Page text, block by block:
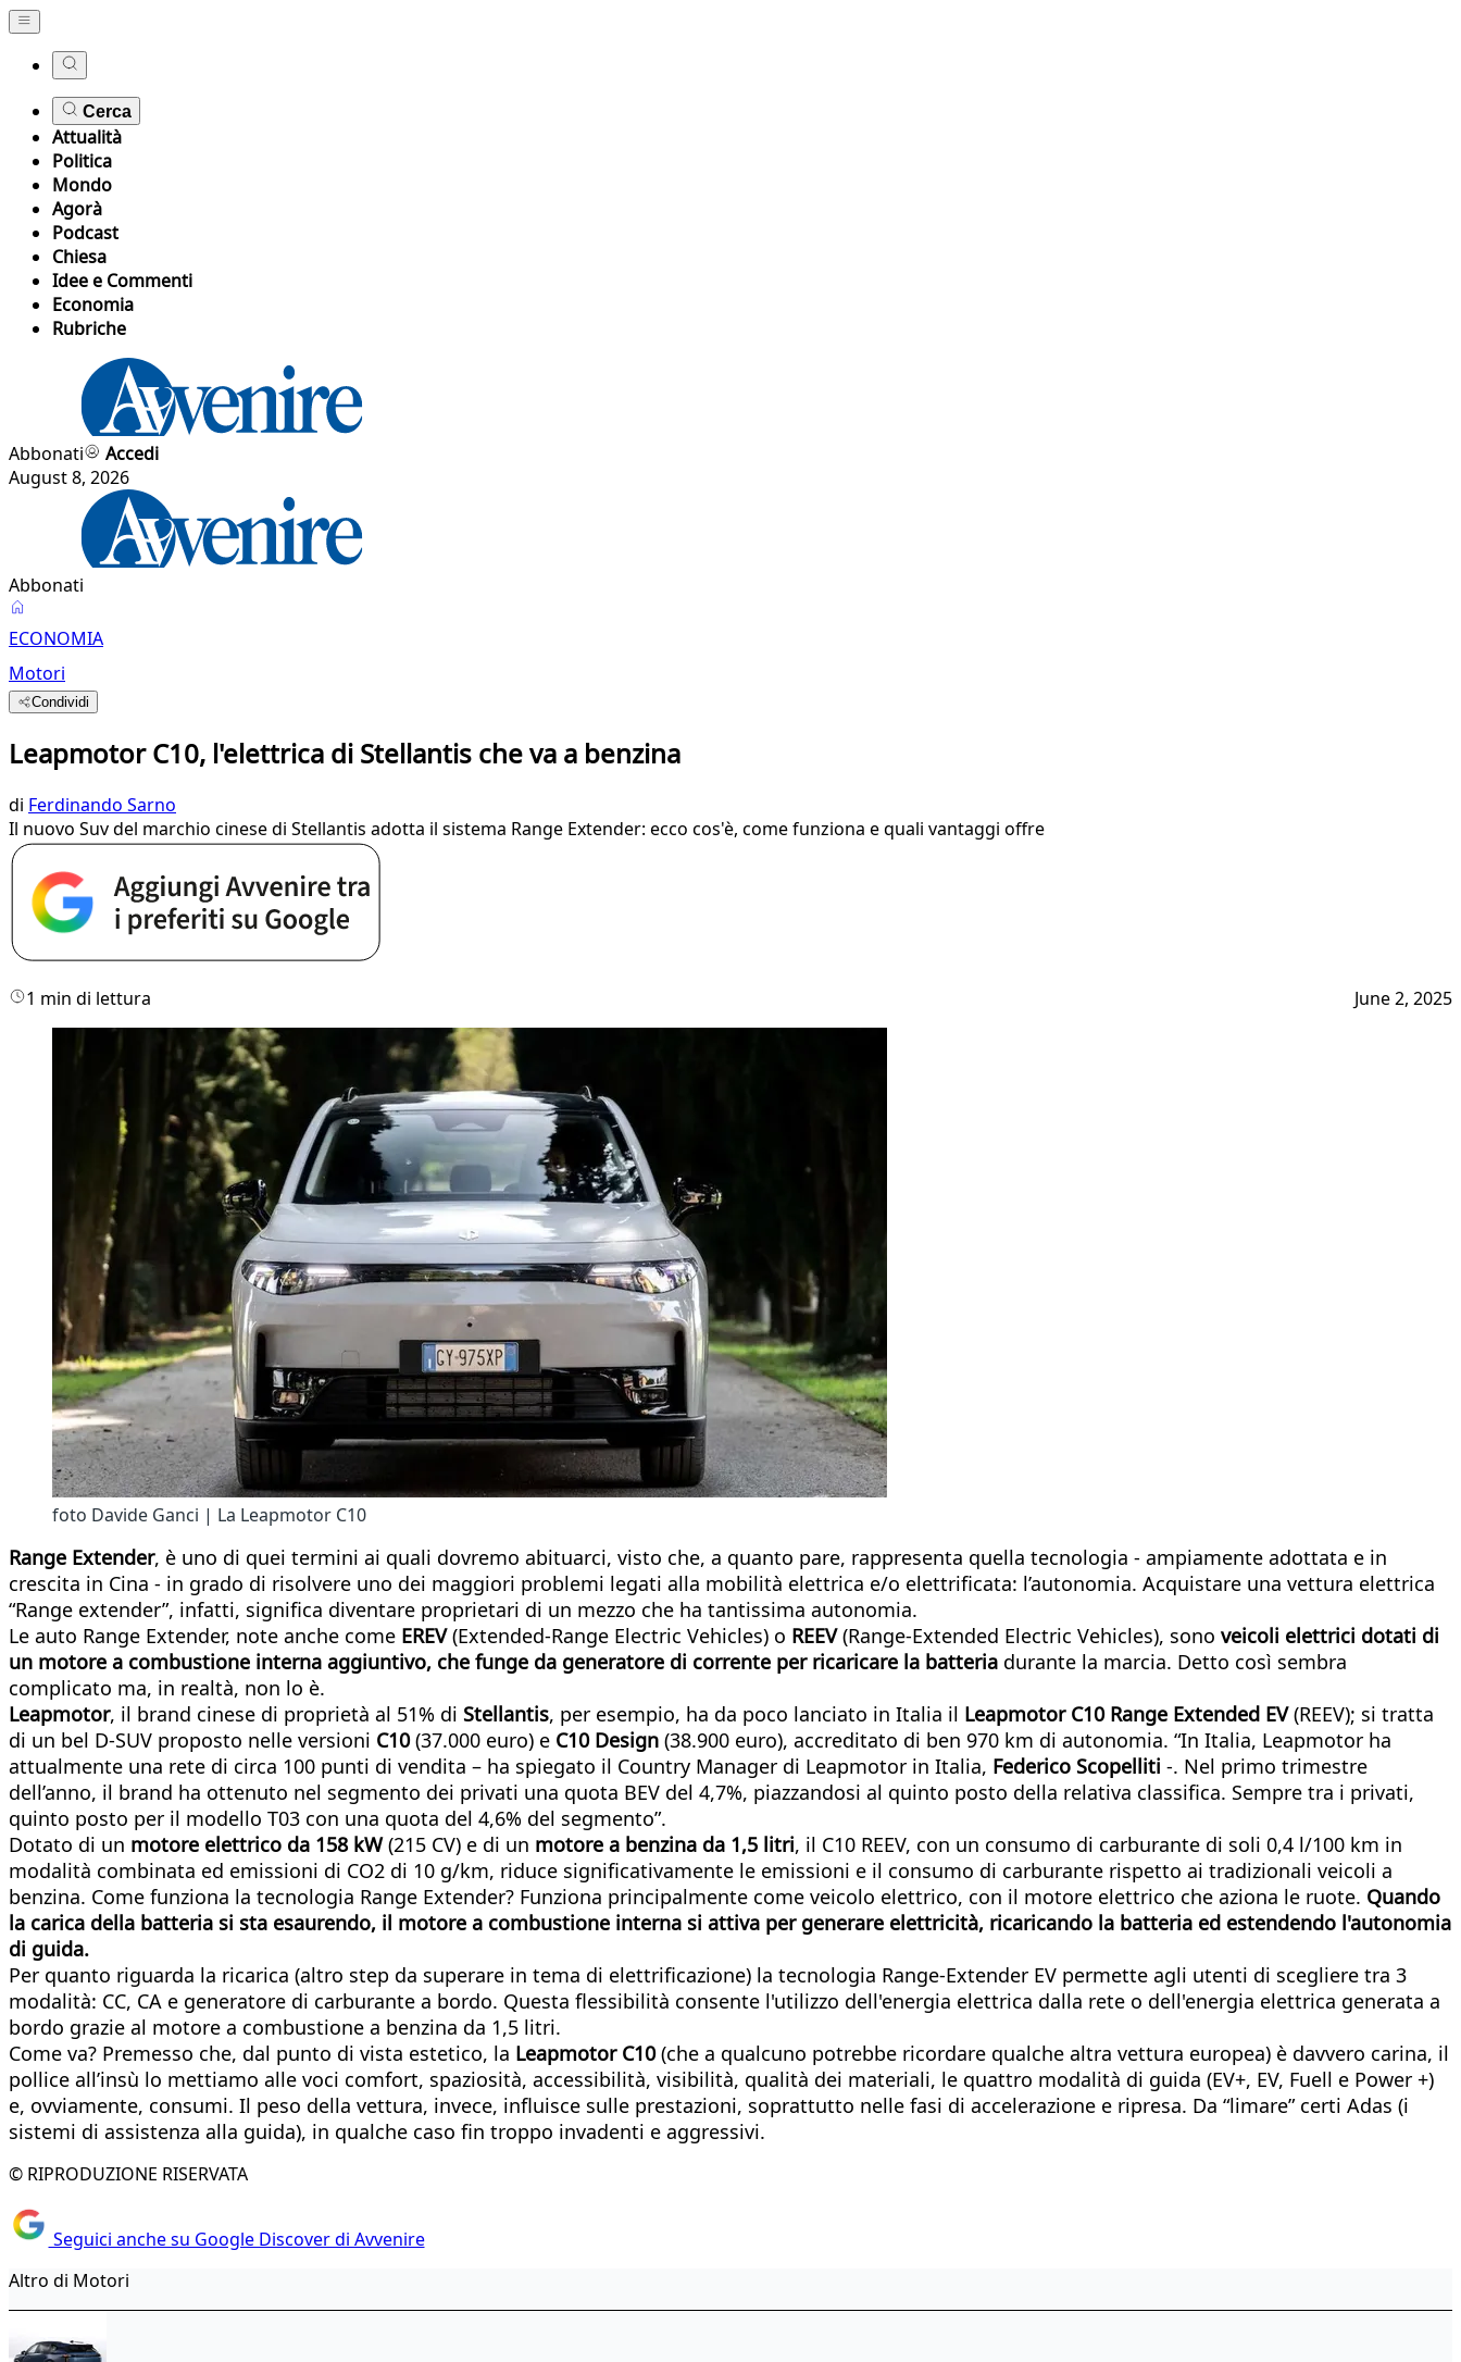
Cerca
Attualità
Politica
Mondo
Agorà
Podcast
Chiesa
Idee e Commenti
Economia
Rubriche
Abbonati
Accedi
August 8, 2026
Abbonati
ECONOMIA
Motori
Condividi
Leapmotor C10, l'elettrica di Stellantis che va a benzina
di Ferdinando Sarno
Il nuovo Suv del marchio cinese di Stellantis adotta il sistema Range Extender: ecco cos'è, come funziona e quali vantaggi offre
1 min di lettura June 2, 2025
foto Davide Ganci | La Leapmotor C10
Range Extender, è uno di quei termini ai quali dovremo abituarci, visto che, a quanto pare, rappresenta quella tecnologia - ampiamente adottata e in
crescita in Cina - in grado di risolvere uno dei maggiori problemi legati alla mobilità elettrica e/o elettrificata: l’autonomia. Acquistare una vettura elettrica
“Range extender”, infatti, significa diventare proprietari di un mezzo che ha tantissima autonomia.
Le auto Range Extender, note anche come EREV(Extended-Range Electric Vehicles) o REEV(Range-Extended Electric Vehicles), sono veicoli elettrici dotati di
un motore a combustione interna aggiuntivo, che funge da generatore di corrente per ricaricare la batteria durante la marcia. Detto così sembra
complicato ma, in realtà, non lo è.
Leapmotor, il brand cinese di proprietà al 51% di Stellantis, per esempio, ha da poco lanciato in Italia il Leapmotor C10 Range Extended EV(REEV); si tratta
di un bel D-SUV proposto nelle versioni C10(37.000 euro) e C10 Design (38.900 euro), accreditato di ben 970 km di autonomia. “In Italia, Leapmotor ha
attualmente una rete di circa 100 punti di vendita – ha spiegato il Country Manager di Leapmotor in Italia, Federico Scopelliti -. Nel primo trimestre
dell’anno, il brand ha ottenuto nel segmento dei privati una quota BEV del 4,7%, piazzandosi al quinto posto della relativa classifica. Sempre tra i privati,
quinto posto per il modello T03 con una quota del 4,6% del segmento”.
Dotato di un motore elettrico da 158 kW(215 CV) e di un motore a benzina da 1,5 litri, il C10 REEV, con un consumo di carburante di soli 0,4 l/100 km in
modalità combinata ed emissioni di CO2 di 10 g/km, riduce significativamente le emissioni e il consumo di carburante rispetto ai tradizionali veicoli a
benzina. Come funziona la tecnologia Range Extender? Funziona principalmente come veicolo elettrico, con il motore elettrico che aziona le ruote. Quando
la carica della batteria si sta esaurendo, il motore a combustione interna si attiva per generare elettricità, ricaricando la batteria ed estendendo l'autonomia
di guida.
Per quanto riguarda la ricarica (altro step da superare in tema di elettrificazione) la tecnologia Range-Extender EV permette agli utenti di scegliere tra 3
modalità: CC, CA e generatore di carburante a bordo. Questa flessibilità consente l'utilizzo dell'energia elettrica dalla rete o dell'energia elettrica generata a
bordo grazie al motore a combustione a benzina da 1,5 litri.
Come va? Premesso che, dal punto di vista estetico, la Leapmotor C10(che a qualcuno potrebbe ricordare qualche altra vettura europea) è davvero carina, il
pollice all’insù lo mettiamo alle voci comfort, spaziosità, accessibilità, visibilità, qualità dei materiali, le quattro modalità di guida (EV+, EV, Fuell e Power +)
e, ovviamente, consumi. Il peso della vettura, invece, influisce sulle prestazioni, soprattutto nelle fasi di accelerazione e ripresa. Da “limare” certi Adas (i
sistemi di assistenza alla guida), in qualche caso fin troppo invadenti e aggressivi.
© RIPRODUZIONE RISERVATA
Seguici anche su Google Discover di Avvenire
Altro di Motori